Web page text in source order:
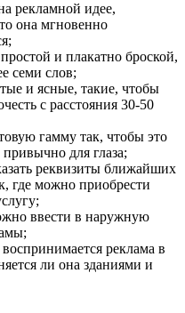
рекламной идее,
она мгновенно
и плакатно броской,
семи слов;
и ясные, такие, чтобы
с расстояния 30-50
гамму так, чтобы это
для глаза;
реквизиты ближайших
где можно приобрести
ввести в наружную
реклама в
ли она зданиями и